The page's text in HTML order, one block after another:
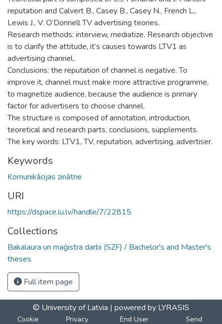
reputation and Calvert B., Casey B., Casey N., French L.,
Lewis J., V. O’Donnell TV advertising teories.
Research methods: interview, mediatize. Research objective
is to clarify the attitude, it’s causes towards LTV1 as
advertising channel..
Conclusions: the reputation of channel is negative. To
improve it, channel must make more attractive programme,
to magnetize audience, because the audience is primary
factor for advertisers to choose channel.
The structure is composed of annotation, introduction,
teoretical and research parts, conclusions, supplements.
The key words: LTV1, TV, reputation, advertising, advertiser.
Keywords
Komunikācijas zinātne
URI
https://dspace.lu.lv/handle/7/22815
Collections
Bakalaura un maģistra darbi (SZF) / Bachelor's and Master's
theses
Full item page
© University of Latvia | powered by LYRASIS
Cookie Privacy End User Send